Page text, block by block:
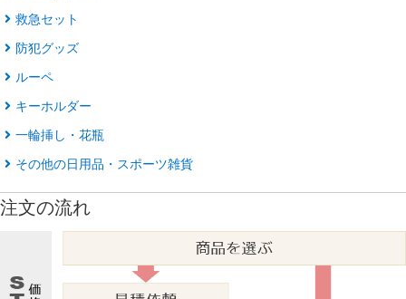
救急セット
防犯グッズ
ルーペ
キーホルダー
一輪挿し・花瓶
その他の日用品・スポーツ雑貨
注文の流れ